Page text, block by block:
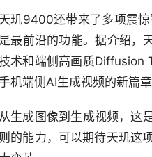
天玑9400还带来了多项震
是最前沿的功能。据介绍，
术和端侧高画质Diffusion
机端侧AI生成视频的新篇章
从生成图像到生成视频，这
则的能力，可以期待天玑这